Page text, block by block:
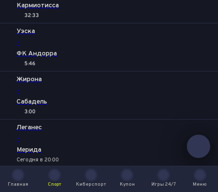
Кармиотисса
32:33
Уэска
-
ФК Андорра
5:46
Жирона
-
Сабадель
3:00
Леганес
-
Мерида
Сегодня в 20:00
-
Главная
Спорт
Киберспорт
Купон
Игры 24/7
Меню